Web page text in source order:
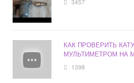
3457
КАК ПРОВЕРИТЬ
МУЛЬТИМЕТРОМ НА
1398